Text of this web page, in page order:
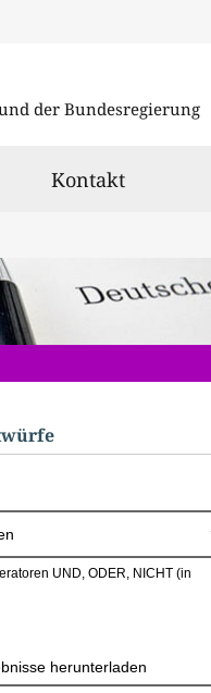
der Bundesregierung
Kontakt
UND, ODER, NICHT (in
herunterladen